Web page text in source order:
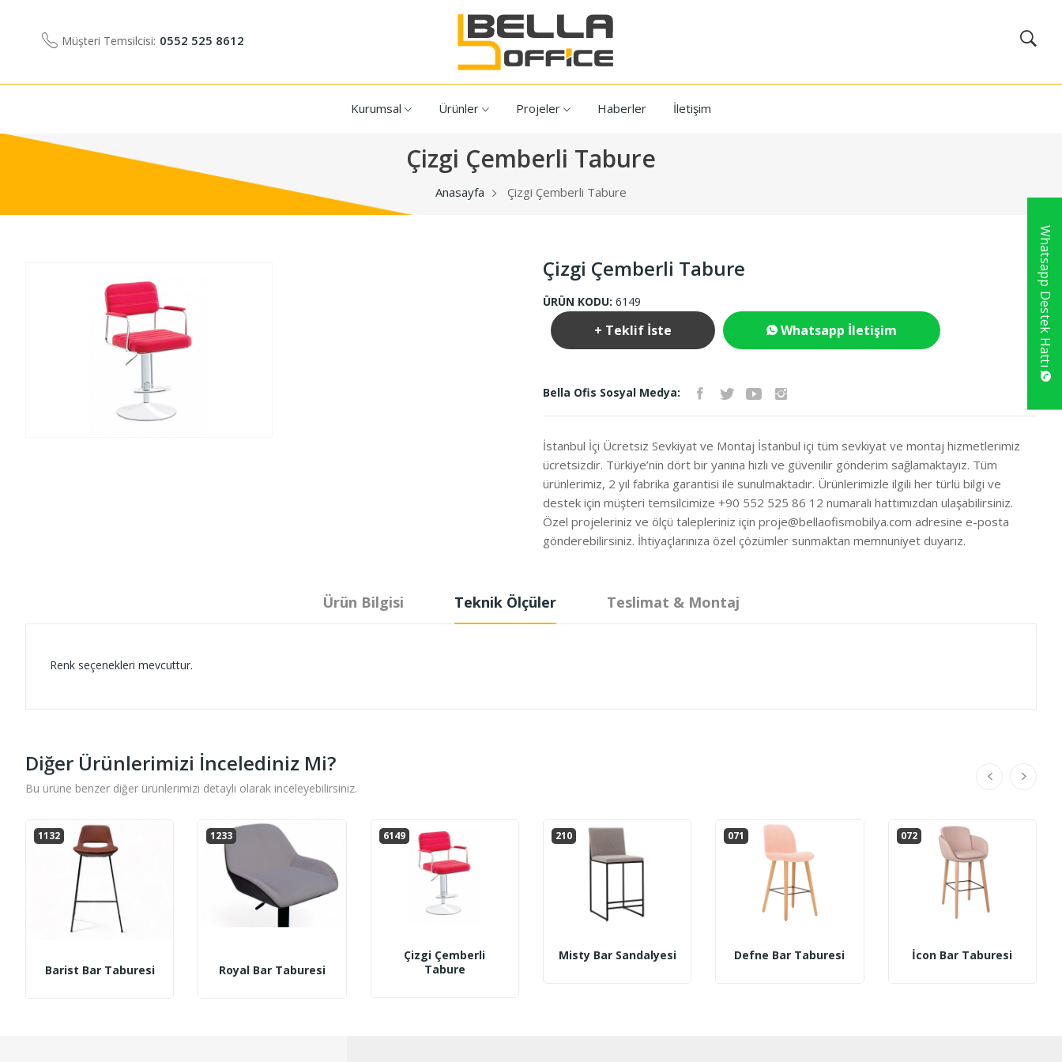
Müşteri Temsilcisi: 0552 525 8612
Kurumsal Ürünler Projeler Haberler İletişim
Çizgi Çemberli Tabure
Anasayfa Çizgi Çemberli Tabure
Çizgi Çemberli Tabure
ÜRÜN KODU: 6149
+ Teklif İste Whatsapp İletişim
Bella Ofis Sosyal Medya:
İstanbul İçi Ücretsiz Sevkiyat ve Montaj İstanbul içi tüm sevkiyat ve montaj hizmetlerimiz
ücretsizdir. Türkiye’nin dört bir yanına hızlı ve güvenilir gönderim sağlamaktayız. Tüm
ürünlerimiz, 2 yıl fabrika garantisi ile sunulmaktadır. Ürünlerimizle ilgili her türlü bilgi ve
destek için müşteri temsilcimize +90 552 525 86 12 numaralı hattımızdan ulaşabilirsiniz.
Özel projeleriniz ve ölçü talepleriniz için proje@bellaofismobilya.com adresine e-posta
gönderebilirsiniz. İhtiyaçlarınıza özel çözümler sunmaktan memnuniyet duyarız.
Ürün Bilgisi Teknik Ölçüler Teslimat & Montaj
Renk seçenekleri mevcuttur.
Diğer Ürünlerimizi İncelediniz Mi?
Bu ürüne benzer diğer ürünlerimizi detaylı olarak inceleyebilirsiniz.
1132
Barist Bar Taburesi
1233
Royal Bar Taburesi
6149
Çizgi Çemberli
Tabure
210
Misty Bar Sandalyesi
071
Defne Bar Taburesi
072
İcon Bar Taburesi
Whatsapp Destek Hattı